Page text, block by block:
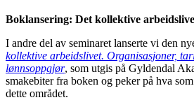
Boklansering: Det kollektive
I andre del av seminaret lanserte vi den
kollektive arbeidslivet. Organisasjoner,
lønnsoppgjør, som utgis på Gyldendal
smakebiter fra boken og peker på hva
dette området.